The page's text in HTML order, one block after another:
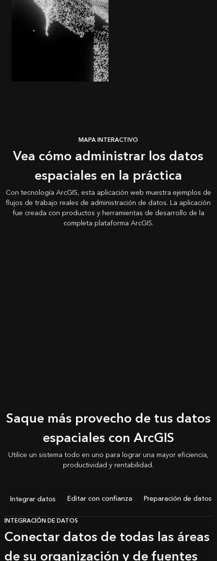
MAPA INTERACTIVO
Vea cómo administrar los datos
espaciales en la práctica
Con tecnología ArcGIS, esta aplicación web muestra ejemplos de
flujos de trabajo reales de administración de datos. La aplicación
fue creada con productos y herramientas de desarrollo de la
completa plataforma ArcGIS.
Saque más provecho de tus datos
espaciales con ArcGIS
Utilice un sistema todo en uno para lograr una mayor eficiencia,
productividad y rentabilidad.
Integrar datos Editar con confianza Preparación de datos
INTEGRACIÓN DE DATOS
Conectar datos de todas las áreas
de su organización y de fuentes